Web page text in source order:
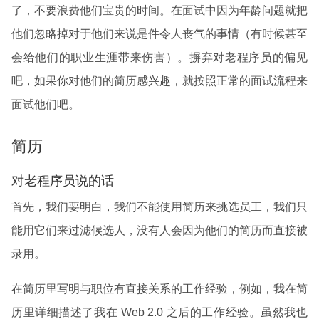
了，不要浪费他们宝贵的时间。在面试中因为年龄问题就把
他们忽略掉对于他们来说是件令人丧气的事情（有时候甚至
会给他们的职业生涯带来伤害）。摒弃对老程序员的偏见
吧，如果你对他们的简历感兴趣，就按照正常的面试流程来
面试他们吧。
简历
对老程序员说的话
首先，我们要明白，我们不能使用简历来挑选员工，我们只
能用它们来过滤候选人，没有人会因为他们的简历而直接被
录用。
在简历里写明与职位有直接关系的工作经验，例如，我在简
历里详细描述了我在 Web 2.0 之后的工作经验。虽然我也